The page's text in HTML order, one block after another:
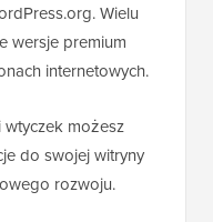
Wielu
wersje premium
internetowych.
możesz
do swojej witryny
rozwoju.